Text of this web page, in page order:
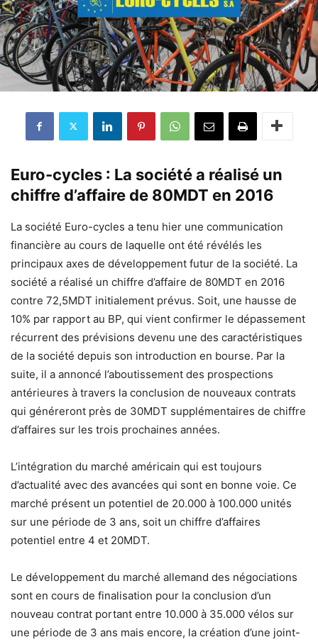
Euro-cycles : La société a réalisé un
chiffre d’affaire de 80MDT en 2016
La société Euro-cycles a tenu hier une communication
financière au cours de laquelle ont été révélés les
principaux axes de développement futur de la société. La
société a réalisé un chiffre d’affaire de 80MDT en 2016
contre 72,5MDT initialement prévus. Soit, une hausse de
10% par rapport au BP, qui vient confirmer le dépassement
récurrent des prévisions devenu une des caractéristiques
de la société depuis son introduction en bourse. Par la
suite, il a annoncé l’aboutissement des prospections
antérieures à travers la conclusion de nouveaux contrats
qui généreront près de 30MDT supplémentaires de chiffre
d’affaires sur les trois prochaines années.
L’intégration du marché américain qui est toujours
d’actualité avec des avancées qui sont en bonne voie. Ce
marché présent un potentiel de 20.000 à 100.000 unités
sur une période de 3 ans, soit un chiffre d’affaires
potentiel entre 4 et 20MDT.
Le développement du marché allemand des négociations
sont en cours de finalisation pour la conclusion d’un
nouveau contrat portant entre 10.000 à 35.000 vélos sur
une période de 3 ans mais encore, la création d’une joint-